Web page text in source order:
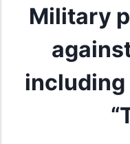
Military
including